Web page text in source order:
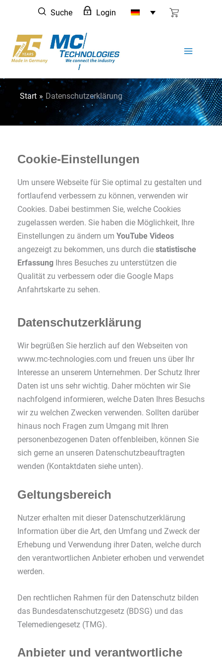
springen
Suche Login
Start Datenschutzerklärung
Cookie-Einstellungen
Um unsere Webseite für Sie optimal zu gestalten und
fortlaufend verbessern zu können, verwenden wir
Cookies. Dabei bestimmen Sie, welche Cookies
zugelassen werden. Sie haben die Möglichkeit, Ihre
Einstellungen zu ändern um YouTube Videos
angezeigt zu bekommen, uns durch die statistische
Erfassung Ihres Besuches zu unterstützen die
Qualität zu verbessern oder die Google Maps
Anfahrtskarte zu sehen.
Datenschutzerklärung
Wir begrüßen Sie herzlich auf den Webseiten von
www.mc-technologies.com und freuen uns über Ihr
Interesse an unserem Unternehmen. Der Schutz Ihrer
Daten ist uns sehr wichtig. Daher möchten wir Sie
nachfolgend informieren, welche Daten Ihres Besuchs
wir zu welchen Zwecken verwenden. Sollten darüber
hinaus noch Fragen zum Umgang mit Ihren
personenbezogenen Daten offenbleiben, können Sie
sich gerne an unseren Datenschutzbeauftragten
wenden (Kontaktdaten siehe unten).
Geltungsbereich
Nutzer erhalten mit dieser Datenschutzerklärung
Information über die Art, den Umfang und Zweck der
Erhebung und Verwendung ihrer Daten, welche durch
den verantwortlichen Anbieter erhoben und verwendet
werden.
Den rechtlichen Rahmen für den Datenschutz bilden
das Bundesdatenschutzgesetz (BDSG) und das
Telemediengesetz (TMG).
Anbieter und verantwortliche